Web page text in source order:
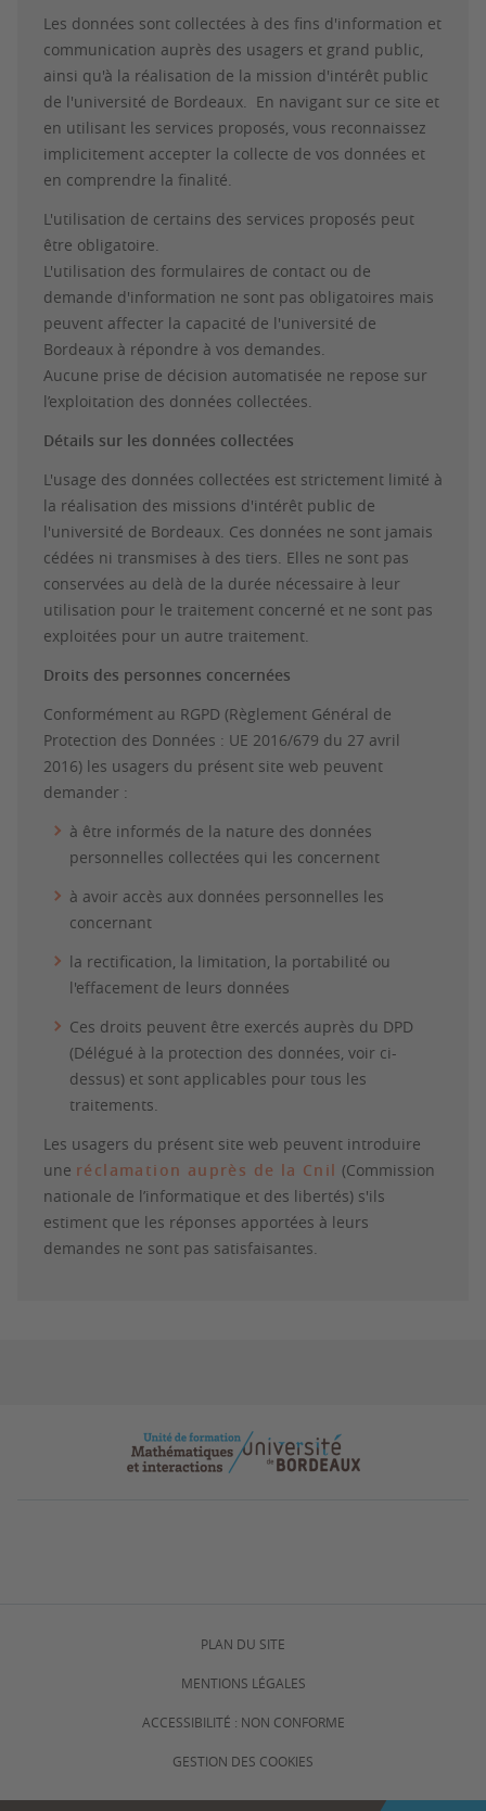
Les données sont collectées à des fins d'information et
communication auprès des usagers et grand public,
ainsi qu'à la réalisation de la mission d'intérêt public
de l'université de Bordeaux. En navigant sur ce site et
en utilisant les services proposés, vous reconnaissez
implicitement accepter la collecte de vos données et
en comprendre la finalité.
L'utilisation de certains des services proposés peut
être obligatoire.
L'utilisation des formulaires de contact ou de
demande d'information ne sont pas obligatoires mais
peuvent affecter la capacité de l'université de
Bordeaux à répondre à vos demandes.
Aucune prise de décision automatisée ne repose sur
l’exploitation des données collectées.
Détails sur les données collectées
L'usage des données collectées est strictement limité à
la réalisation des missions d'intérêt public de
l'université de Bordeaux. Ces données ne sont jamais
cédées ni transmises à des tiers. Elles ne sont pas
conservées au delà de la durée nécessaire à leur
utilisation pour le traitement concerné et ne sont pas
exploitées pour un autre traitement.
Droits des personnes concernées
Conformément au RGPD (Règlement Général de
Protection des Données : UE 2016/679 du 27 avril
2016) les usagers du présent site web peuvent
demander :
à être informés de la nature des données
personnelles collectées qui les concernent
à avoir accès aux données personnelles les
concernant
la rectification, la limitation, la portabilité ou
l'effacement de leurs données
Ces droits peuvent être exercés auprès du DPD
(Délégué à la protection des données, voir ci-
dessus) et sont applicables pour tous les
traitements.
Les usagers du présent site web peuvent introduire
une réclamation auprès de la Cnil (Commission
nationale de l’informatique et des libertés) s'ils
estiment que les réponses apportées à leurs
demandes ne sont pas satisfaisantes.
PLAN DU SITE
MENTIONS LÉGALES
ACCESSIBILITÉ : NON CONFORME
GESTION DES COOKIES